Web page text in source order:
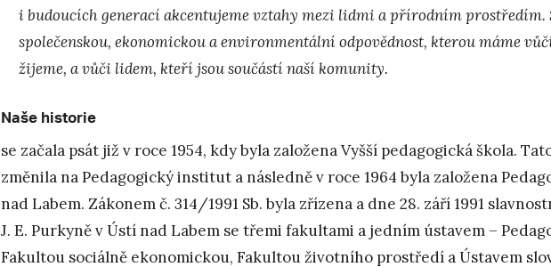
i budoucích generací akcentujeme vztahy mezi lidmi a přírodním prostředím.
společenskou, ekonomickou a environmentální odpovědnost, kterou máme
žijeme, a vůči lidem, kteří jsou součástí naší komunity.
Naše historie
se začala psát již v roce 1954, kdy byla založena Vyšší pedagogická škola.
změnila na Pedagogický institut a následně v roce 1964 byla založena
nad Labem. Zákonem č. 314/1991 Sb. byla zřízena a dne 28. září 1991
J. E. Purkyně v Ústí nad Labem se třemi fakultami a jedním ústavem –
Fakultou sociálně ekonomickou, Fakultou životního prostředí a Ústavem